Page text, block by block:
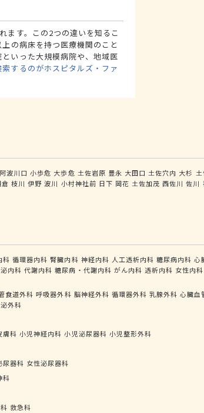
ます。この2つの違いを知るこ
の病床を持つ医療機関のこと
いった大規模病院や、地域医
索するのがホスピタルズ・ファ
阿波川口 小歩危 大歩危 土佐岩原 豊永 大田口 土佐穴内 大杉
倉 枝川 伊野 波川 小村神社前 日下 岡花 土佐加茂 西佐川 佐川
科 循環器内科 腎臓内科 神経内科 人工透析内科 糖尿病内科 心
内科 代謝内科 糖尿病・代謝内科 がん内科 透析内科 女性内科
食道外科 呼吸器外科 脳神経外科 循環器外科 乳腺外科 心臓血
外科
膚科 小児神経内科 小児泌尿器科 小児整形外科
尿器科 女性泌尿器科
科
救急科